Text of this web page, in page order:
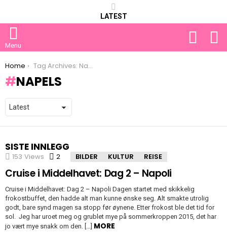
LATEST
Menu
You are here:
Home Tag Archives: Napels
NAPELS
SISTE INNLEGG
153 Views 2 Comments
BILDER KULTUR REISE
Cruise i Middelhavet: Dag 2 – Napoli
Cruise i Middelhavet: Dag 2 – Napoli Dagen startet med skikkelig
frokostbuffet, den hadde alt man kunne ønske seg. Alt smakte utrolig
godt, bare synd magen sa stopp før øynene. Etter frokost ble det tid for
sol. Jeg har uroet meg og grublet mye på sommerkroppen 2015, det har
jo vært mye snakk om den. […] MORE